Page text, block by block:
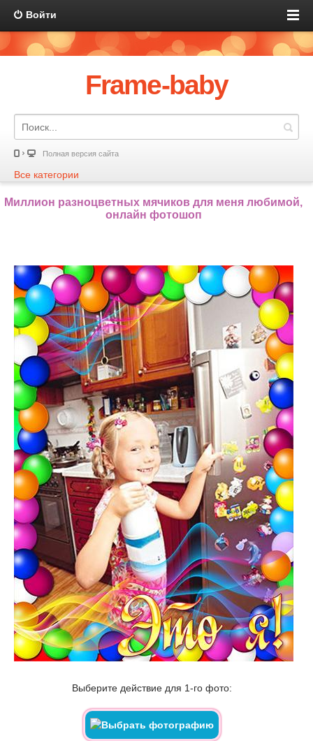
Войти
Frame-baby
Полная версия сайта
Все категории
Миллион разноцветных мячиков для меня любимой,
онлайн фотошоп
Выберите действие для 1-го фото: